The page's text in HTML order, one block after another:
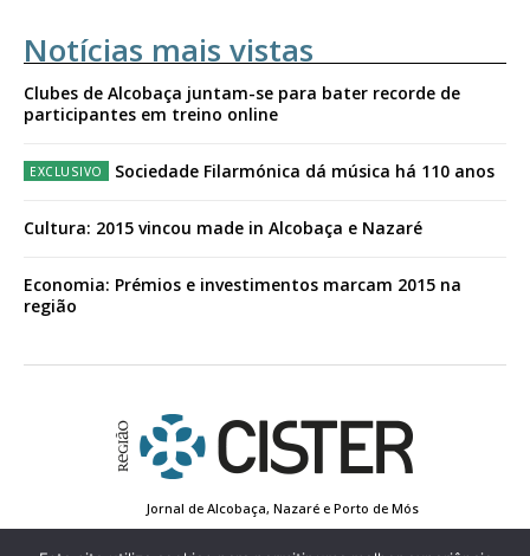
Notícias mais vistas
Clubes de Alcobaça juntam-se para bater recorde de
participantes em treino online
Sociedade Filarmónica dá música há 110 anos
Cultura: 2015 vincou made in Alcobaça e Nazaré
Economia: Prémios e investimentos marcam 2015 na
região
Jornal de Alcobaça, Nazaré e Porto de Mós
Conta de Registo
Edição Impressa